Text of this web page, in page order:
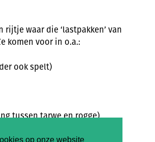
op onze website
rijtje waar die ‘lastpakken’ van
komen voor in o.a.:
ook spelt)
tussen tarwe en rogge)